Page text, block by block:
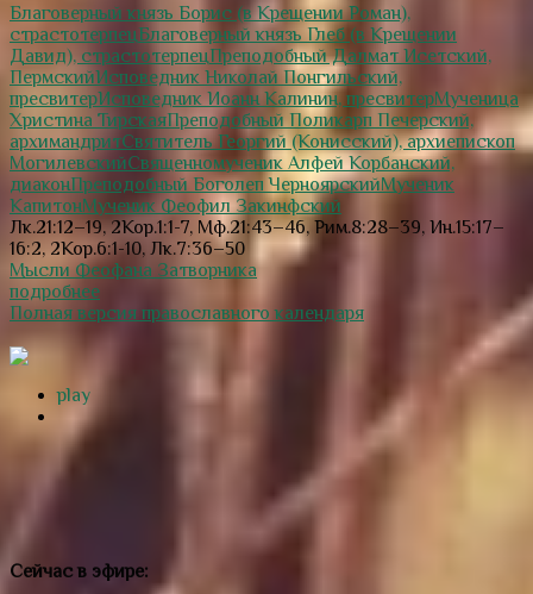
Благоверный князь Борис (в Крещении Роман),
страстотерпецБлаговерный князь Глеб (в Крещении
Давид), страстотерпецПреподобный Далмат Исетский,
ПермскийИсповедник Николай Понгильский,
пресвитерИсповедник Иоанн Калинин, пресвитерМученица
Христина ТирскаяПреподобный Поликарп Печерский,
архимандритСвятитель Георгий (Конисский), архиепископ
МогилевскийСвященномученик Алфей Корбанский,
диаконПреподобный Боголеп ЧерноярскийМученик
КапитонМученик Феофил Закинфский
Лк.21:12–19, 2Кор.1:1-7, Мф.21:43–46, Рим.8:28–39, Ин.15:17–
16:2, 2Кор.6:1-10, Лк.7:36–50
Мысли Феофана Затворника
подробнее
Полная версия православного календаря
play
Сейчас в эфире: